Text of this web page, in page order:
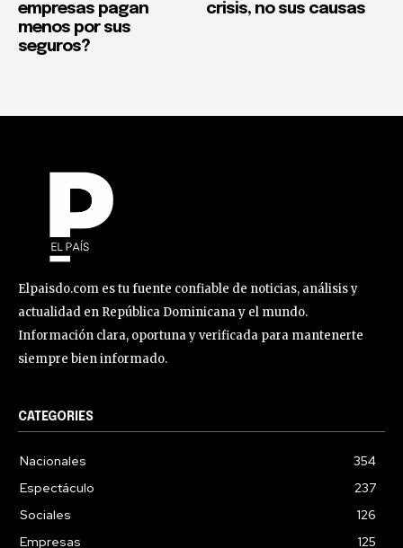
empresas pagan
menos por sus
seguros?
crisis, no sus causas
Elpaisdo.com es tu fuente confiable de noticias, análisis y
actualidad en República Dominicana y el mundo.
Información clara, oportuna y verificada para mantenerte
siempre bien informado.
CATEGORIES
Nacionales
354
Espectáculo
237
Sociales
126
Empresas
125